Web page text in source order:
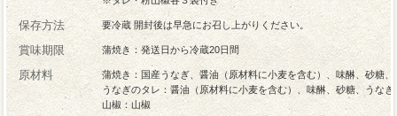
保存方法 要冷蔵 開封後は早急にお召し上がりください。
賞味期限 蒲焼き：発送日から冷蔵20日間
原材料
蒲焼き：国産うなぎ、醤油（原材料に小麦を含む）、味醂、砂糖
うなぎのタレ：醤油（原材料に小麦を含む）、味醂、砂糖、うなぎ
山椒：山椒